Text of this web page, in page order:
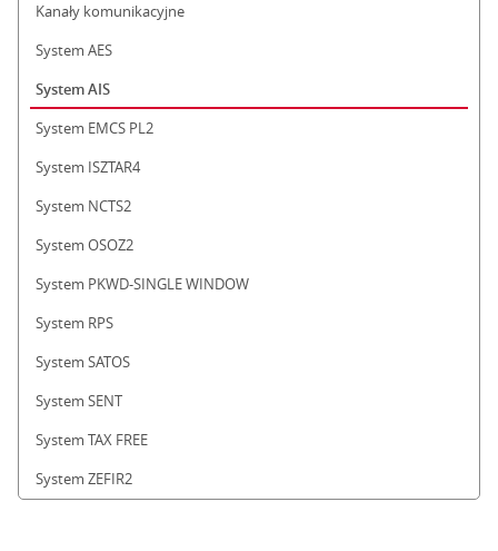
Kanały komunikacyjne
System AES
System AIS
System EMCS PL2
System ISZTAR4
System NCTS2
System OSOZ2
System PKWD-SINGLE WINDOW
System RPS
System SATOS
System SENT
System TAX FREE
System ZEFIR2